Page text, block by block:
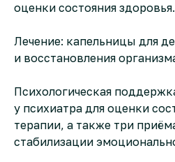
оценки состояния здоровья.
Лечение: капельницы для
и восстановления
Психологическая
у психиатра для оценки
терапии, а также три
стабилизации